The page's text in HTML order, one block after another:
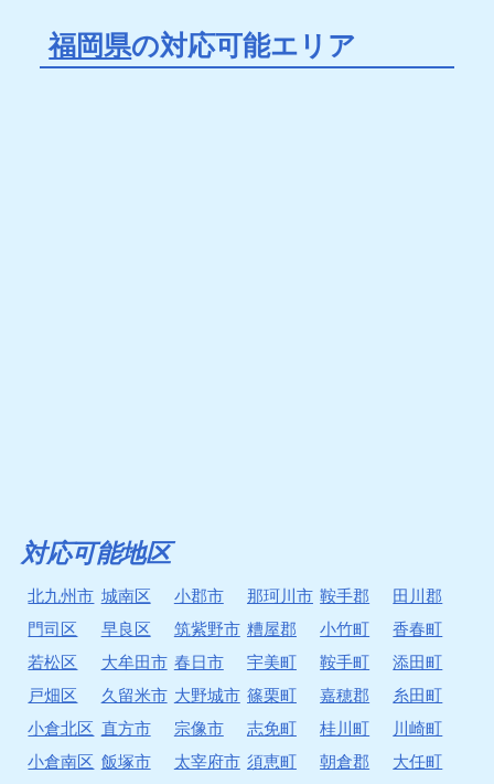
福岡県の対応可能エリア
対応可能地区
北九州市
門司区
若松区
戸畑区
小倉北区
小倉南区
城南区
早良区
大牟田市
久留米市
直方市
飯塚市
小郡市
筑紫野市
春日市
大野城市
宗像市
太宰府市
那珂川市
糟屋郡
宇美町
篠栗町
志免町
須恵町
鞍手郡
小竹町
鞍手町
嘉穂郡
桂川町
朝倉郡
田川郡
香春町
添田町
糸田町
川崎町
大任町